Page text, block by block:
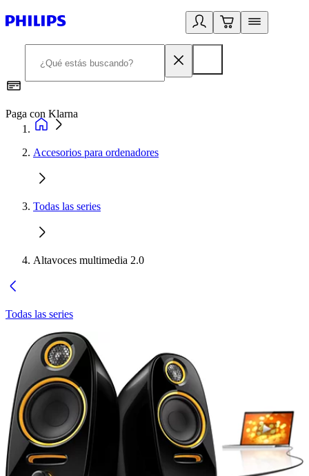
Paga con Klarna
Accesorios para ordenadores
Todas las series
Altavoces multimedia 2.0
Todas las series